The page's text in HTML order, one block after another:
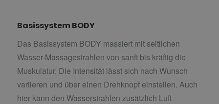
Basissystem BODY
Das Basissystem BODY massiert mit seitlichen
Wasser-Massagestrahlen von sanft bis kräftig die
Muskulatur. Die Intensität lässt sich nach Wunsch
variieren und über einen Drehknopf einstellen. Auch
hier kann den Wasserstrahlen zusätzlich Luft